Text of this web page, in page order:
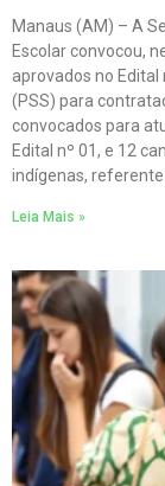
Manaus (AM) – A
Escolar convocou,
aprovados no Edital
(PSS) para
convocados para
Edital nº 01, e 12
indígenas, referente
Leia Mais »